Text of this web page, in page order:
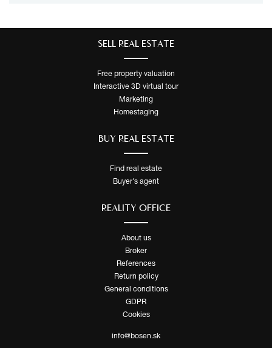
SELL ​​REAL ESTATE
Free property valuation
Interactive 3D virtual tour
Marketing
Homestaging
BUY REAL ESTATE
Find real estate
Buyer's agent
REALITY OFFICE
About us
Broker
References
Return policy
General conditions
GDPR
Cookies
info@bosen.sk